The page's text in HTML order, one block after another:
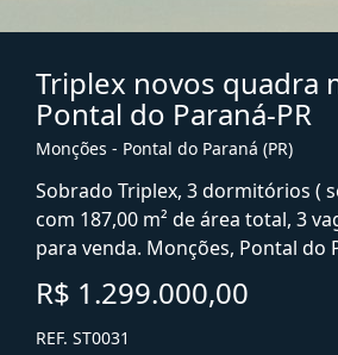
Triplex novos quadra
Pontal do Paraná-PR
Monções - Pontal do Paraná (PR)
Sobrado Triplex, 3 dormitórios (
com 187,00 m² de área total, 3
para venda. Monções, Pontal do
R$ 1.299.000,00
REF. ST0031